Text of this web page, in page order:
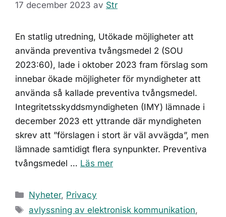
17 december 2023 av Str
En statlig utredning, Utökade möjligheter att
använda preventiva tvångsmedel 2 (SOU
2023:60), lade i oktober 2023 fram förslag som
innebar ökade möjligheter för myndigheter att
använda så kallade preventiva tvångsmedel.
Integritetsskyddsmyndigheten (IMY) lämnade i
december 2023 ett yttrande där myndigheten
skrev att ”förslagen i stort är väl avvägda”, men
lämnade samtidigt flera synpunkter. Preventiva
tvångsmedel … Läs mer
Kategorier
Nyheter, Privacy
Etiketter
avlyssning av elektronisk kommunikation,